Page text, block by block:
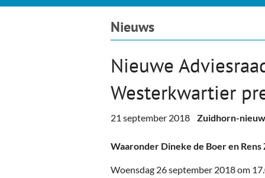
Nieuws
Gemeente informatie
Dorpen
Woningaanbod
Columns & Redactioneel
Foto-pagina
Kunst
Muziek
Podia & Dorpshuizen
Nieuws
Nieuwe
Westerkwartier
21 september 2018 Zuidhorn-
Waaronder Dineke de Boer en
Woensdag 26 september 2018 om